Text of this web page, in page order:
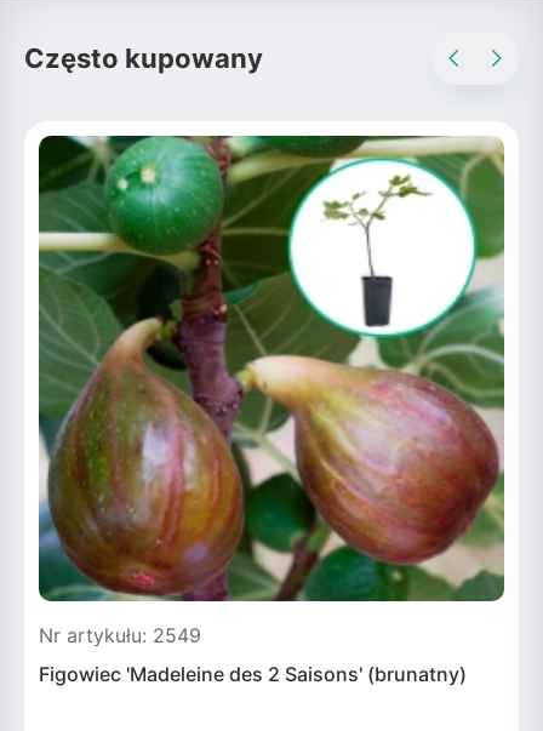
Często kupowany
Nr artykułu: 2549
Figowiec 'Madeleine des 2 Saisons' (brunatny)